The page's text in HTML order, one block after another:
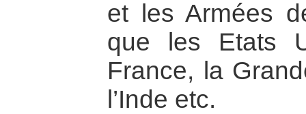
et les Armées
que les Etats
France, la
l’Inde etc.